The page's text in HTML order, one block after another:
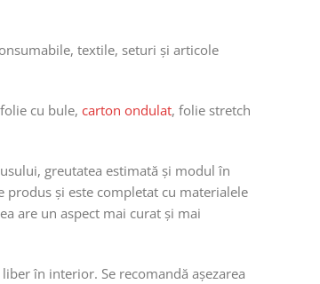
textile, seturi și articole
cu bule, carton ondulat, folie stretch
greutatea estimată și modul în
produs și este completat cu materialele
are un aspect mai curat și mai
în interior. Se recomandă așezarea